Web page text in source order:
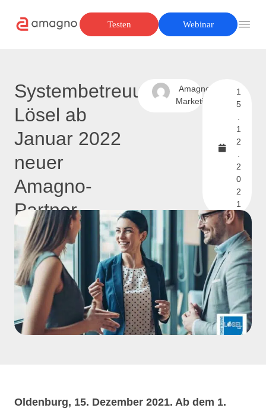
Testen Webinar
Systembetreuung
Lösel ab
Januar 2022
neuer
Amagno-
Partner
Amagno
Marketing
1
5
1
2
2
0
2
1
Oldenburg, 15. Dezember 2021. Ab dem 1.